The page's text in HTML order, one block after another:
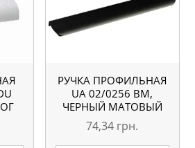
РУЧКА ПРОФИЛЬНАЯ
UA 02/0256 BM,
ЧЕРНЫЙ МАТОВЫЙ
74,34 грн.